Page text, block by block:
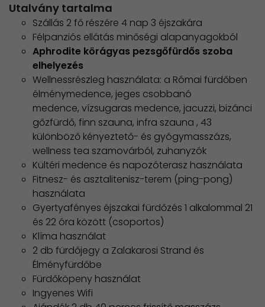
Utalvány tartalma
Szállás 2 fő részére 4 nap 3 éjszakára
Félpanziós ellátás minőségi alapanyagokból
Aphrodite körágyas pezsgőfürdős szoba
elhelyezés
Wellnessrészleg használata: a Római fürdőben
élménymedence, jeges csobbanó
medence, vízsugaras medence, jacuzzi, bizánci
gőzfürdő, finn szauna, infra szauna , 43
különböző kényeztető- és gyógymasszázs,
wellness tea szamovárból, zuhanyzók
Kültéri medence és napozóterasz használata
Fitnesz- és asztalitenisz-terem (ping-pong)
használata
Gyertyafényes éjszakai fürdőzés 1 alkalommal 21
és 22 óra között (csoportos)
Klíma használat
2 db fürdőjegy a Zalakarosi Strand és
Élményfürdőbe
Fürdőköpeny használat
Ingyenes Wifi